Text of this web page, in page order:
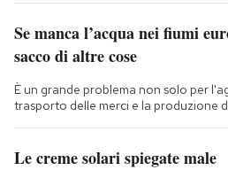
Se manca l’acqua nei fiumi
sacco di altre cose
È un grande problema non solo per
trasporto delle merci e la produzione
Le creme solari spiegate male